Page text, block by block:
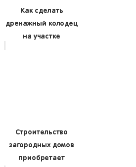
Как сделать
дренажный колодец
на участке
Строительство
загородных домов
приобретает